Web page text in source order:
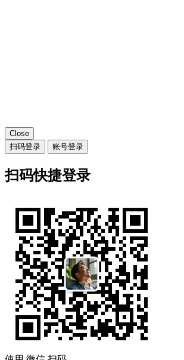
Close
扫码登录
账号登录
扫码快捷登录